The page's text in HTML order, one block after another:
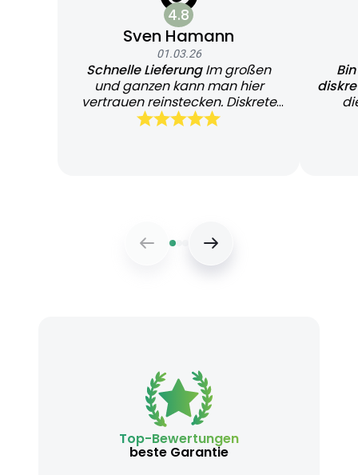
4.8
Sven Hamann
01.03.26
Schnelle LieferungIm großen
und ganzen kann man hier
vertrauen reinstecken. Diskrete
und schnelle Lieferung
Top-Bewertungen
beste Garantie